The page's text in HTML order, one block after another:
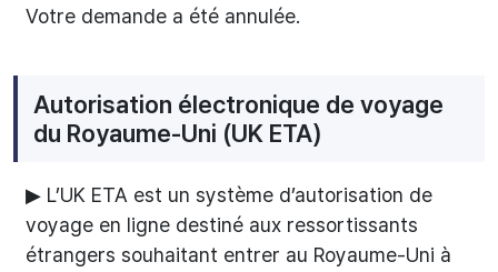
Votre demande a été annulée.
Autorisation électronique de voyage
du Royaume-Uni (UK ETA)
▶ L’UK ETA est un système d’autorisation de
voyage en ligne destiné aux ressortissants
étrangers souhaitant entrer au Royaume-Uni à